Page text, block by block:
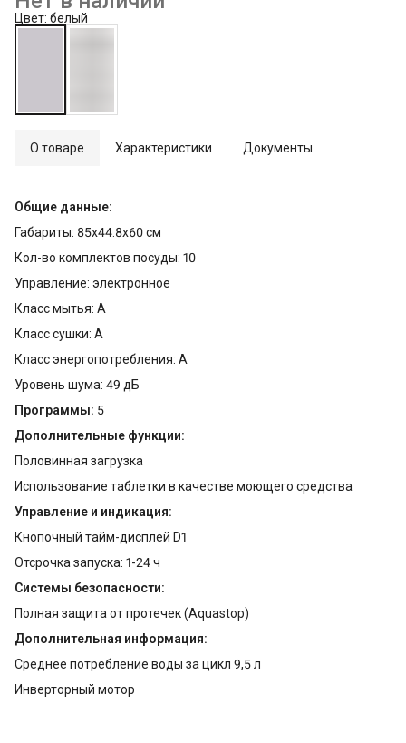
Цвет: белый
О товаре Характеристики Документы
Общие данные:
Габариты: 85x44.8x60 см
Кол-во комплектов посуды: 10
Управление: электронное
Класс мытья: A
Класс сушки: A
Класс энергопотребления: A
Уровень шума: 49 дБ
Программы: 5
Дополнительные функции:
Половинная загрузка
Использование таблетки в качестве моющего средства
Управление и индикация:
Кнопочный тайм-дисплей D1
Отсрочка запуска: 1-24 ч
Системы безопасности:
Полная защита от протечек (Aquastop)
Дополнительная информация:
Среднее потребление воды за цикл 9,5 л
Инверторный мотор